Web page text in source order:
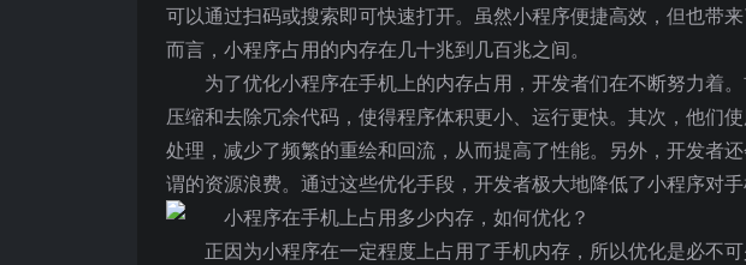
可以通过扫码或搜索即可快速打开。虽然小程序便捷高效，但也带
而言，小程序占用的内存在几十兆到几百兆之间。
为了优化小程序在手机上的内存占用，开发者们在不断努力着
压缩和去除冗余代码，使得程序体积更小、运行更快。其次，他们
处理，减少了频繁的重绘和回流，从而提高了性能。另外，开发者
谓的资源浪费。通过这些优化手段，开发者极大地降低了小程序对
正因为小程序在一定程度上占用了手机内存，所以优化是必不